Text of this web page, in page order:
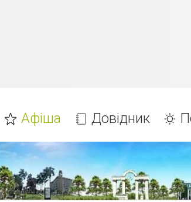
Афіша Довідник